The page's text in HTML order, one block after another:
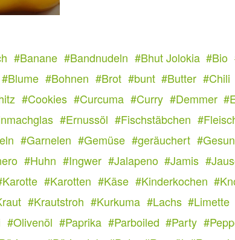
#Banane #Bandnudeln #Bhut Jolokia #Bio
#Blume #Bohnen #Brot #bunt #Butter #Chili
#Cookies #Curcuma #Curry #Demmer
#Ernussöl #Fischstäbchen
#Garnelen #Gemüse #geräuchert
#Huhn #Ingwer #Jalapeno #Jamis
#Karotten #Käse #Kinderkochen
#Krautstroh #Kurkuma #Lachs #Limette
#Olivenöl #Paprika #Parboiled #Party